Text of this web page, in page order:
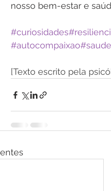
nosso bem-estar e
#curiosidades
#autocompaixao
[Texto escrito pela